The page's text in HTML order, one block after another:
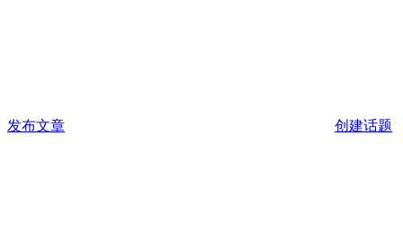
发布文章 创建话题